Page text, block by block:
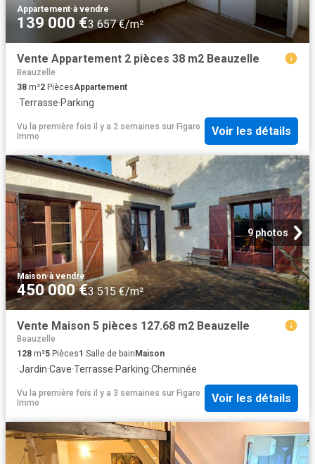
Appartement·à vendre
139 000 €3 657 €/m²
Vente Appartement 2 pièces 38 m2 Beauzelle
Beauzelle
38 m²2 PiècesAppartement
·Terrasse·Parking
Vu la première fois il y a 2 semaines sur Figaro
Immo
Voir les détails
9 photos
Maison·à vendre
450 000 €3 515 €/m²
Vente Maison 5 pièces 127.68 m2 Beauzelle
Beauzelle
128 m²5 Pièces1 Salle de bain Maison
·Jardin·Cave·Terrasse·Parking·Cheminée
Vu la première fois il y a 3 semaines sur Figaro
Immo
Voir les détails